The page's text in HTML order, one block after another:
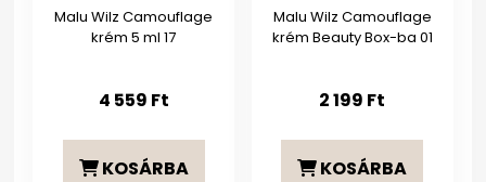
Malu Wilz Camouflage
krém 5 ml 17
4 559 Ft
KOSÁRBA
Malu Wilz Camouflage
krém Beauty Box-ba 01
2 199 Ft
KOSÁRBA